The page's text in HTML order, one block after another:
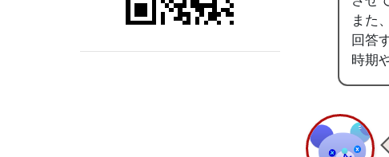
また
回答
時期